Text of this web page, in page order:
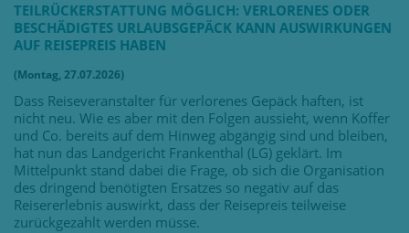
TEILRÜCKERSTATTUNG MÖGLICH: VERLORENES ODER
BESCHÄDIGTES URLAUBSGEPÄCK KANN AUSWIRKUNGEN
AUF REISEPREIS HABEN
(Montag, 27.07.2026)
Dass Reiseveranstalter für verlorenes Gepäck haften, ist
nicht neu. Wie es aber mit den Folgen aussieht, wenn Koffer
und Co. bereits auf dem Hinweg abgängig sind und bleiben,
hat nun das Landgericht Frankenthal (LG) geklärt. Im
Mittelpunkt stand dabei die Frage, ob sich die Organisation
des dringend benötigten Ersatzes so negativ auf das
Reisererlebnis auswirkt, dass der Reisepreis teilweise
zurückgezahlt werden müsse.